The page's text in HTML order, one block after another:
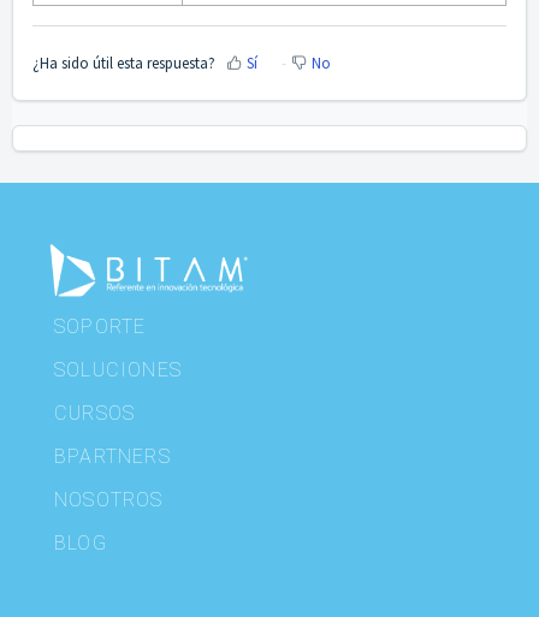
¿Ha sido útil esta respuesta? Sí No